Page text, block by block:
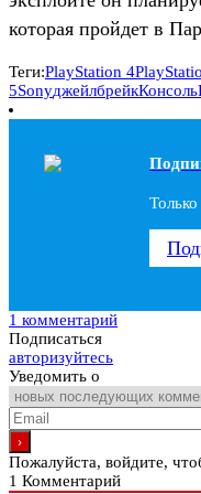
которая пройдет в
Теги:PlayStation 4
5SonyджейлбрейкКонсоль
1 комментарий
Подписаться
авторизуйтесь
Уведомить о
Пожалуйста, войдите,
1 Комментарий